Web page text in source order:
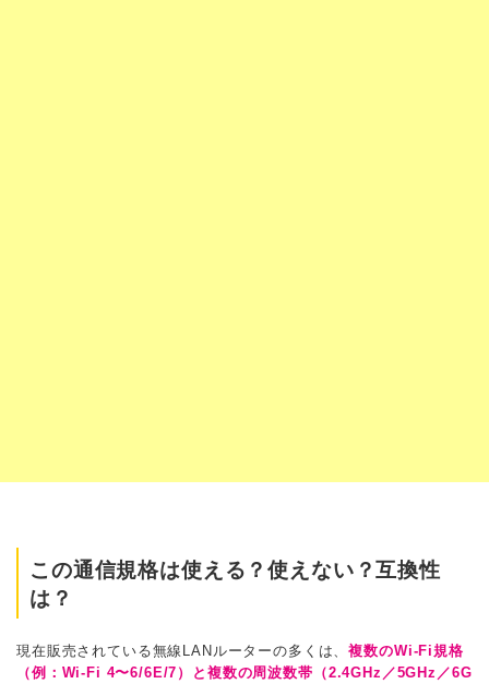
この通信規格は使える？使えない？互換性
は？
現在販売されている無線LANルーターの多くは、複数のWi-Fi規格
（例：Wi-Fi 4〜6/6E/7）と複数の周波数帯（2.4GHz／5GHz／6G